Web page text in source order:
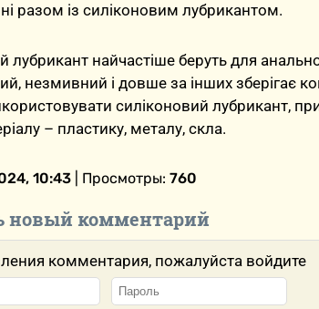
разом із силіконовим лубрикантом.
лубрикант найчастіше беруть для
незмивний і довше за інших зберігає
силіконовий лубрикант,
– пластику, металу, скла.
10:43 | Просмотры: 760
новый комментарий
комментария, пожалуйста войдите